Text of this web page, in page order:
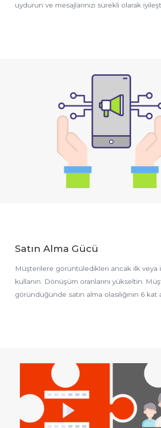
uydurun ve mesajlarınızı sürekli olarak
Satın Alma Gücü
Müşterilere görüntüledikleri ancak ilk veya
kullanın. Dönüşüm oranlarını yükseltin.
göründüğünde satın alma olasılığının 6 kat